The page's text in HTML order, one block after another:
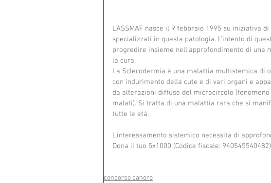
L’ASSMAF nasce il 9 febbraio 1995 su
specializzati in questa patologia. L’intento di
progredire insieme nell’approfondimento di una
la cura.
La Sclerodermia è una malattia multistemica di
con indurimento della cute e di vari organi e
da alterazioni diffuse del microcircolo
malati). Si tratta di una malattia rara che si
tutte le età.
L’interessamento sistemico necessita di
Dona il tuo 5x1000 (Codice fiscale: 940545540482)
concorso canoro